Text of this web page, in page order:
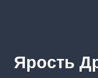
Ярость